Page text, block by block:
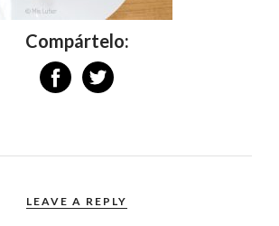
Compártelo:
LEAVE A REPLY